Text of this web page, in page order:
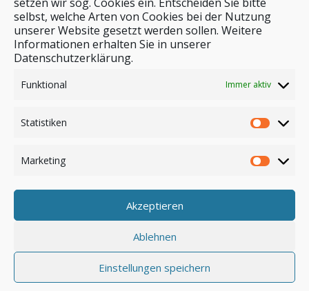
selbst, welche Arten von Cookies bei der Nutzung
unserer Website gesetzt werden sollen. Weitere
Informationen erhalten Sie in unserer
Datenschutzerklärung.
Funktional Immer aktiv
Statistiken
Marketing
Akzeptieren
Ablehnen
Einstellungen speichern
Stichwortsuche
Anmelden
© by safar-reiseblog.de